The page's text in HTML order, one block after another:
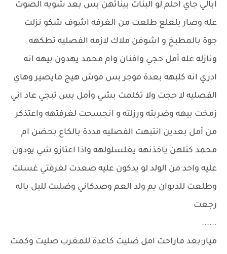
ابالي جاي احلم لو البنات بيناتهن بس بعد شويه الصوت
عله وصار يلعلع طلعت من الغرفه اشوف شكو نزلت
جوة بالمطبخ و اشوفن ملاك لازمه الفصليه تطكهه
ونازله عله أمل حجي وافنان وام محمد يهدون بيهه انه
ادري انه كلبهه بعدة موجر بس موش هيج مايصير وهاي
الفصليه لا حجت ولا تكلمت بشي وأمل بس تبجي عاد اني
زمخت بيهه وضربته ورزلته و انجسحت لغرفتهه واعتذكر
من أمل بعدين انتبهت الفصليه مددة بالكاع بحضن ام
محمد كتلهن ياخذنهه يغلسلولهه واذا اعتازو شي يودون
عليه واحد من الولد لو يدكون عليه صعدت لغرفتي غسلت
وطلعت للديوان يم ولد العم وصدكاني وضليت لليل ياله
رجعت
......
ميار:بعد ماراحت امل ضليت كاعدة للمغرب صليت وكمت